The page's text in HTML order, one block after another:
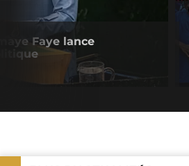
Faye lance